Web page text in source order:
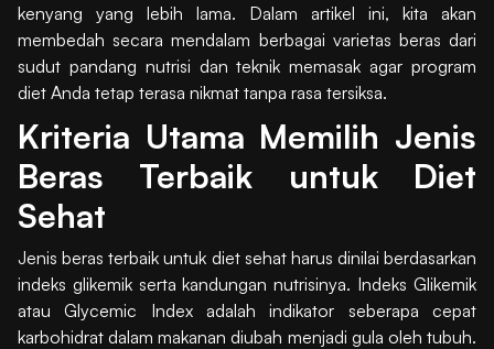
kenyang yang lebih lama. Dalam artikel ini, kita akan
membedah secara mendalam berbagai varietas beras dari
sudut pandang nutrisi dan teknik memasak agar program
diet Anda tetap terasa nikmat tanpa rasa tersiksa.
Kriteria Utama Memilih Jenis
Beras Terbaik untuk Diet
Sehat
Jenis beras terbaik untuk diet sehat harus dinilai berdasarkan
indeks glikemik serta kandungan nutrisinya. Indeks Glikemik
atau Glycemic Index adalah indikator seberapa cepat
karbohidrat dalam makanan diubah menjadi gula oleh tubuh.